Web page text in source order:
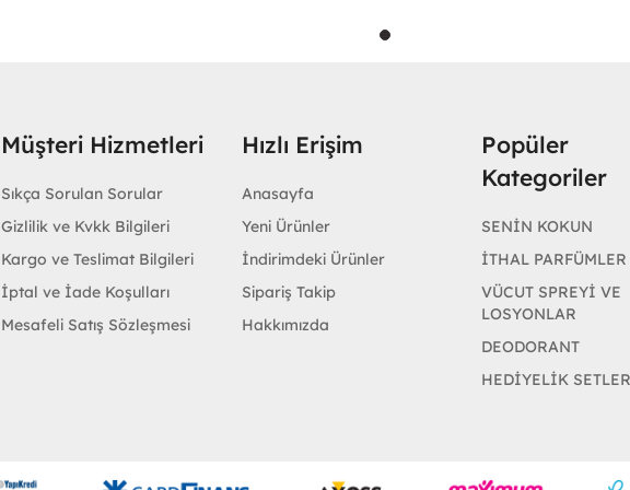
Müşteri Hizmetleri
Sıkça Sorulan Sorular
Gizlilik ve Kvkk Bilgileri
Kargo ve Teslimat Bilgileri
İptal ve İade Koşulları
Mesafeli Satış Sözleşmesi
Hızlı Erişim
Anasayfa
Yeni Ürünler
İndirimdeki Ürünler
Sipariş Takip
Hakkımızda
Popüler
Kategoriler
SENİN KOKUN
İTHAL PARFÜMLER
VÜCUT SPREYİ VE
LOSYONLAR
DEODORANT
HEDİYELİK